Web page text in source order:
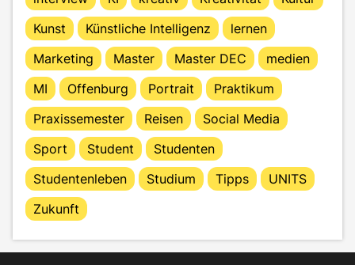
Kunst
Künstliche Intelligenz
lernen
Marketing
Master Master DEC
medien
MI
Offenburg Portrait
Praktikum
Praxissemester
Reisen
Social Media
Sport
Student
Studenten
Studentenleben
Studium Tipps
UNITS
Zukunft